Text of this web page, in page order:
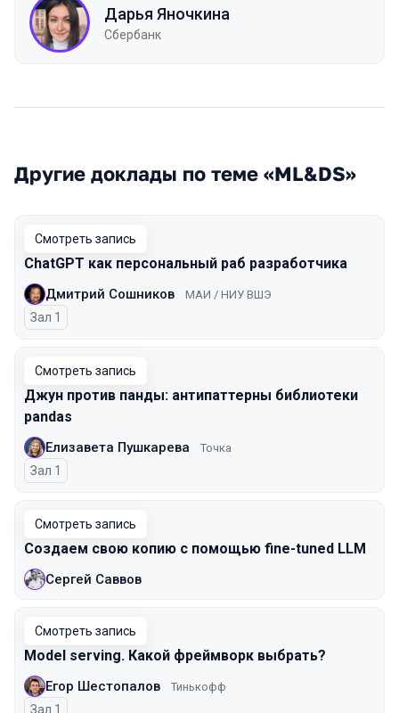
Дарья Яночкина
Сбербанк
Другие доклады по теме «ML&DS»
Смотреть запись
ChatGPT как персональный раб разработчика
Дмитрий Сошников МАИ / НИУ ВШЭ
Зал 1
Смотреть запись
Джун против панды: антипаттерны библиотеки
pandas
Елизавета Пушкарева Точка
Зал 1
Смотреть запись
Создаем свою копию с помощью fine-tuned LLM
Сергей Саввов
Смотреть запись
Model serving. Какой фреймворк выбрать?
Егор Шестопалов Тинькофф
Зал 1